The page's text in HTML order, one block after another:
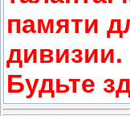
памяти
дивизии.
Будьте